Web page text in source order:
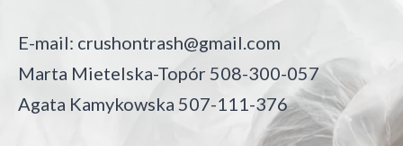
E-mail: crushontrash@gmail.com
Marta Mietelska-Topór 508-300-057
Agata Kamykowska 507-111-376